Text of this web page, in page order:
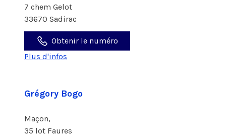
7 chem Gelot
33670 Sadirac
Obtenir le numéro
Plus d'infos
Grégory Bogo
Maçon,
35 lot Faures